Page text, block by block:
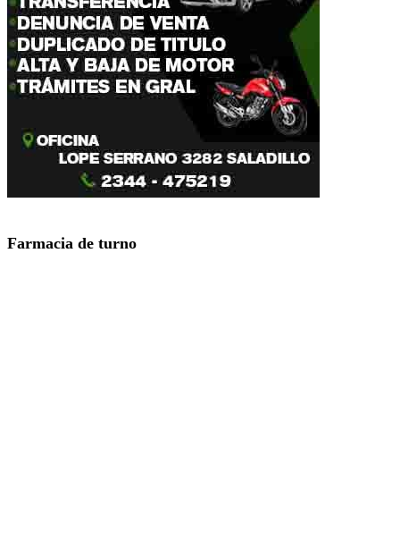
Farmacia de turno